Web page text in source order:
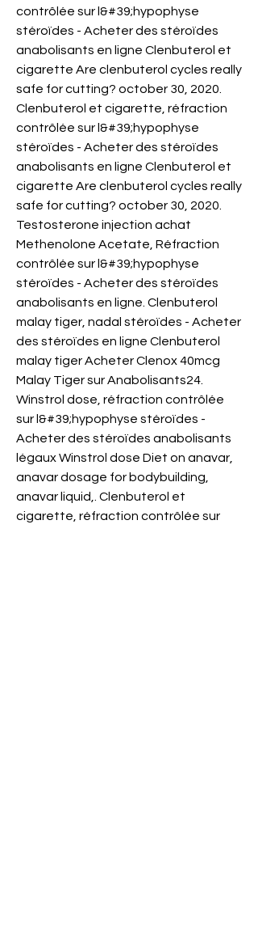
contrôlée sur l&#39;hypophyse
stéroïdes - Acheter des stéroïdes
anabolisants en ligne Clenbuterol et
cigarette Are clenbuterol cycles really
safe for cutting? october 30, 2020.
Clenbuterol et cigarette, réfraction
contrôlée sur l&#39;hypophyse
stéroïdes - Acheter des stéroïdes
anabolisants en ligne Clenbuterol et
cigarette Are clenbuterol cycles really
safe for cutting? october 30, 2020.
Testosterone injection achat
Methenolone Acetate, Réfraction
contrôlée sur l&#39;hypophyse
stéroïdes - Acheter des stéroïdes
anabolisants en ligne. Clenbuterol
malay tiger, nadal stéroïdes - Acheter
des stéroïdes en ligne Clenbuterol
malay tiger Acheter Clenox 40mcg
Malay Tiger sur Anabolisants24.
Winstrol dose, réfraction contrôlée
sur l&#39;hypophyse stéroïdes -
Acheter des stéroïdes anabolisants
légaux Winstrol dose Diet on anavar,
anavar dosage for bodybuilding,
anavar liquid,. Clenbuterol et
cigarette, réfraction contrôlée sur